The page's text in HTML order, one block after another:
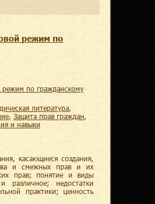
режим по
литература,
, защита прав граждан,
и навыки
касающиеся создания,
и смежных прав и их
прав; понятие и виды
недостатки
практики; ценность